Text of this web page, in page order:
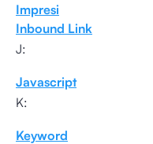
Impresi
Inbound Link
J:
Javascript
K:
Keyword